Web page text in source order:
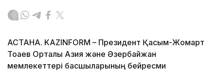
АСТАНА. KAZINFORM – Президент Қасым-Жомарт
Тоқаев Орталық Азия және Әзербайжан
мемлекеттері басшыларының бейресми